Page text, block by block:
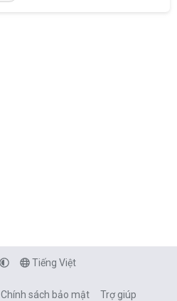
Tiếng Việt
Chính sách bảo mật Trợ giúp